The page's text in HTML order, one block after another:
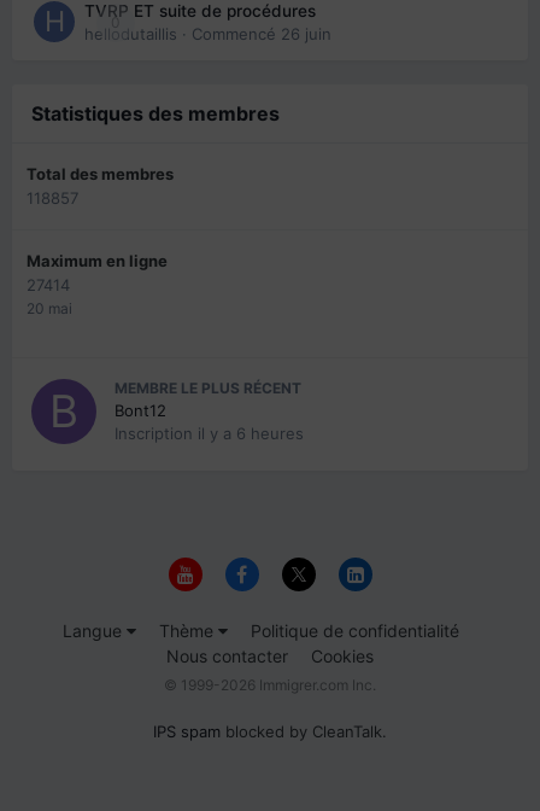
0
TVRP ET suite de procédures
hellodutaillis · Commencé 26 juin
Statistiques des membres
Total des membres
118857
Maximum en ligne
27414
20 mai
MEMBRE LE PLUS RÉCENT
Bont12
Inscription il y a 6 heures
Langue Thème
Politique de confidentialité
Nous contacter
Cookies
© 1999-2026 Immigrer.com Inc.
IPS spam blocked by CleanTalk.